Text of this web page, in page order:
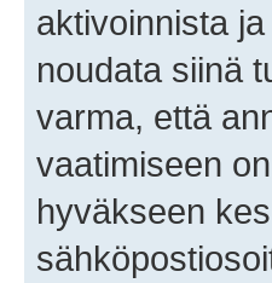
aktivoinnista
noudata siinä
varma, että
vaatimiseen
hyväkseen